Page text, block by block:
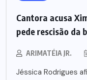
Cantora acusa
pede rescisão da
ARIMATÉIA JR.
Jéssica Rodrigues